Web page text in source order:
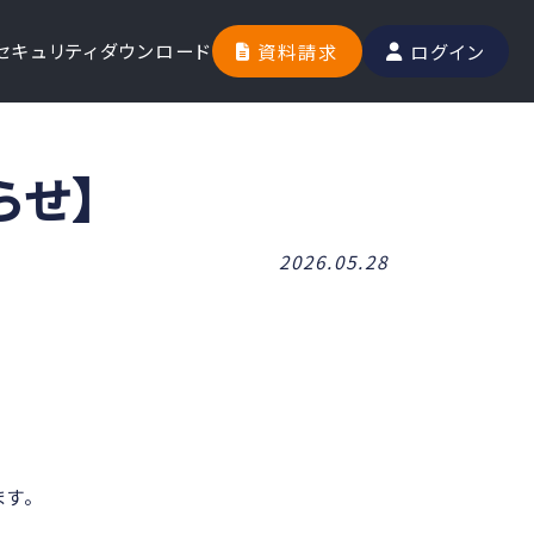
キュリティダウンロード 資料請求 ログイン
】
2026.05.28
。